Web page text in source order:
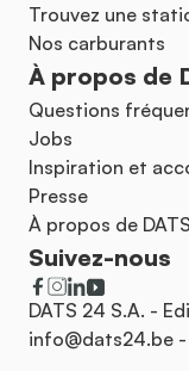
Trouvez une
Nos carburants
À propos de
Questions
Jobs
Inspiration et
Presse
À propos de
Suivez-nous
DATS 24 S.A. -
info@dats24.be